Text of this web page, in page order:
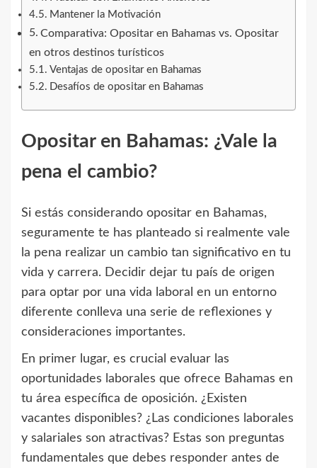
Mantener la Motivación
Comparativa: Opositar en Bahamas vs. Opositar
en otros destinos turísticos
Ventajas de opositar en Bahamas
Desafíos de opositar en Bahamas
Opositar en Bahamas: ¿Vale la
pena el cambio?
Si estás considerando opositar en Bahamas,
seguramente te has planteado si realmente vale
la pena realizar un cambio tan significativo en tu
vida y carrera. Decidir dejar tu país de origen
para optar por una vida laboral en un entorno
diferente conlleva una serie de reflexiones y
consideraciones importantes.
En primer lugar, es crucial evaluar las
oportunidades laborales que ofrece Bahamas en
tu área específica de oposición. ¿Existen
vacantes disponibles? ¿Las condiciones laborales
y salariales son atractivas? Estas son preguntas
fundamentales que debes responder antes de